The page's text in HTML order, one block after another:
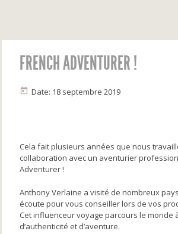
FRENCH ADVENTURER !
Date: 18 septembre 2019
Cela fait plusieurs années que nous
collaboration avec un aventurier
Adventurer !
Anthony Verlaine a visité de nombreux
écoute pour vous conseiller lors de vos
Cet influenceur voyage parcours le monde
d’authenticité et d’aventure.